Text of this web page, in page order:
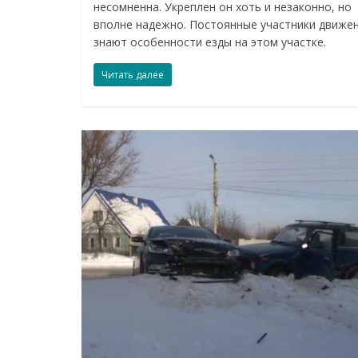
несомненна. Укреплен он хоть и незаконно, но
вполне надежно. Постоянные участники
знают особенности езды на этом участке.
Читать далее